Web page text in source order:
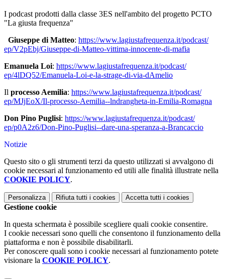
I podcast prodotti dalla classe 3ES nell'ambito del progetto PCTO
"La giusta frequenza"
Giuseppe di Matteo: https://www.lagiustafrequenza.it/podcast/
ep/V2pEbj/Giuseppe-di-Matteo-vittima-innocente-di-mafia
Emanuela Loi: https://www.lagiustafrequenza.it/podcast/
ep/4lDQ52/Emanuela-Loi-e-la-strage-di-via-dAmelio
Il processo Aemilia: https://www.lagiustafrequenza.it/podcast/
ep/MJjEoX/Il-processo-Aemilia--lndrangheta-in-Emilia-Romagna
Don Pino Puglisi: https://www.lagiustafrequenza.it/podcast/
ep/p0A2z6/Don-Pino-Puglisi--dare-una-speranza-a-Brancaccio
Notizie
Questo sito o gli strumenti terzi da questo utilizzati si avvalgono di
cookie necessari al funzionamento ed utili alle finalità illustrate nella
COOKIE POLICY.
Personalizza Rifiuta tutti i cookies Accetta tutti i cookies
Gestione cookie
In questa schermata è possibile scegliere quali cookie consentire.
I cookie necessari sono quelli che consentono il funzionamento della
piattaforma e non è possibile disabilitarli.
Per conoscere quali sono i cookie necessari al funzionamento potete
visionare la COOKIE POLICY.